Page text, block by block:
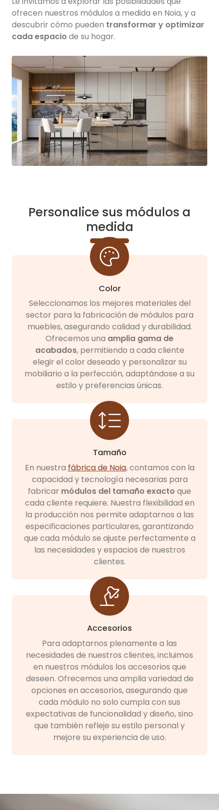
ofrecen nuestros módulos a medida en Noia,y a
descubrir cómo pueden transformar y optimizar
cada espacio de su hogar.
Personalice sus módulos a
medida
Color
Seleccionamos los mejores materiales del
sector para la fabricación de módulos para
muebles, asegurando calidad y durabilidad.
Ofrecemos una amplia gama de
acabados, permitiendo a cada cliente
elegir el color deseado y personalizar su
mobiliario a la perfección, adaptándose a su
estilo y preferencias únicas.
Tamaño
En nuestra fábrica de Noia, contamos con la
capacidad y tecnología necesarias para
fabricar módulos del tamaño exacto que
cada cliente requiere. Nuestra flexibilidad en
la producción nos permite adaptarnos a las
especificaciones particulares, garantizando
que cada módulo se ajuste perfectamente a
las necesidades y espacios de nuestros
clientes.
Accesorios
Para adaptarnos plenamente a las
necesidades de nuestros clientes, incluimos
en nuestros módulos los accesorios que
deseen. Ofrecemos una amplia variedad de
opciones en accesorios, asegurando que
cada módulo no solo cumpla con sus
expectativas de funcionalidad y diseño, sino
que también refleje su estilo personal y
mejore su experiencia de uso.